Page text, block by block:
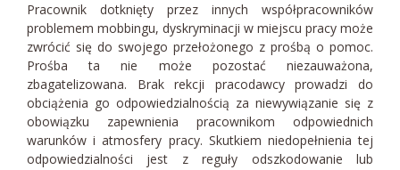
Pracownik dotknięty przez innych współpracowników
problemem mobbingu, dyskryminacji w miejscu pracy może
zwrócić się do swojego przełożonego z prośbą o pomoc.
Prośba ta nie może pozostać niezauważona,
zbagatelizowana. Brak rekcji pracodawcy prowadzi do
obciążenia go odpowiedzialnością za niewywiązanie się z
obowiązku zapewnienia pracownikom odpowiednich
warunków i atmosfery pracy. Skutkiem niedopełnienia tej
odpowiedzialności jest z reguły odszkodowanie lub